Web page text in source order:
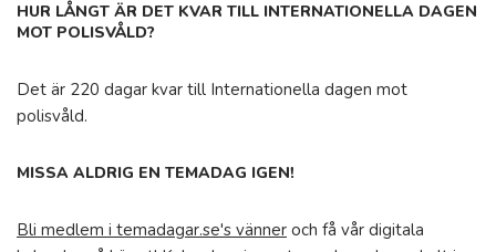
HUR LÅNGT ÄR DET KVAR TILL INTERNATIONELLA DAGEN
MOT POLISVÅLD?
Det är 220 dagar kvar till Internationella dagen mot
polisvåld.
MISSA ALDRIG EN TEMADAG IGEN!
Bli medlem i temadagar.se's vänner och få vår digitala